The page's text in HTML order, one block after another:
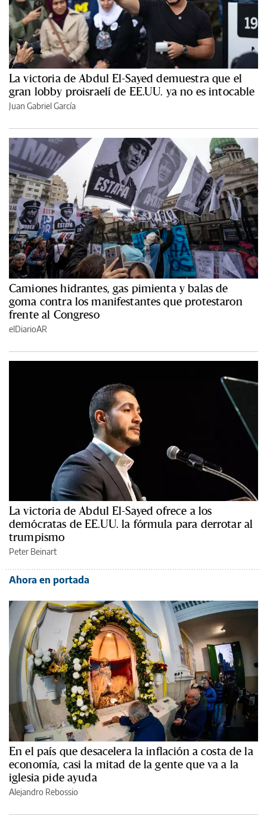
La victoria de Abdul El-Sayed demuestra que el
gran lobby proisraelí de EE.UU. ya no es intocable
Juan Gabriel García
Camiones hidrantes, gas pimienta y balas de
goma contra los manifestantes que protestaron
frente al Congreso
elDiarioAR
La victoria de Abdul El-Sayed ofrece a los
demócratas de EE.UU. la fórmula para derrotar al
trumpismo
Peter Beinart
Ahora en portada
En el país que desacelera la inflación a costa de la
economía, casi la mitad de la gente que va a la
iglesia pide ayuda
Alejandro Rebossio